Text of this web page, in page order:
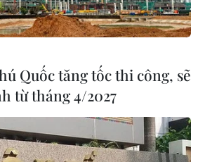
Quốc tăng tốc thi công, sẽ
từ tháng 4/2027